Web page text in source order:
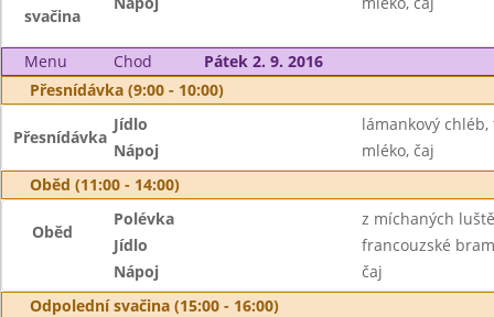
svačina
Menu Chod
Pátek 2. 9. 2016
Přesnídávka (9:00 - 10:00)
Přesnídávka
Jídlo
lámankový
Nápoj
mléko, čaj
Oběd (11:00 - 14:00)
Oběd
Polévka
z míchaných
Jídlo
francouzské
Nápoj
čaj
Odpolední svačina (15:00 - 16:00)